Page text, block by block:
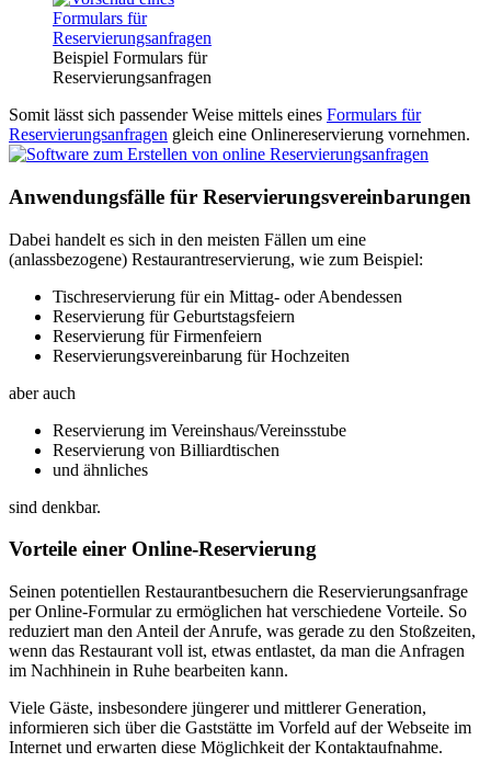
Beispiel Formulars für
Reservierungsanfragen
Somit lässt sich passender Weise mittels eines Formulars für
Reservierungsanfragen gleich eine Onlinereservierung vornehmen.
Anwendungsfälle für Reservierungsvereinbarungen
Dabei handelt es sich in den meisten Fällen um eine
(anlassbezogene) Restaurantreservierung, wie zum Beispiel:
Tischreservierung für ein Mittag- oder Abendessen
Reservierung für Geburtstagsfeiern
Reservierung für Firmenfeiern
Reservierungsvereinbarung für Hochzeiten
aber auch
Reservierung im Vereinshaus/Vereinsstube
Reservierung von Billiardtischen
und ähnliches
sind denkbar.
Vorteile einer Online-Reservierung
Seinen potentiellen Restaurantbesuchern die Reservierungsanfrage
per Online-Formular zu ermöglichen hat verschiedene Vorteile. So
reduziert man den Anteil der Anrufe, was gerade zu den Stoßzeiten,
wenn das Restaurant voll ist, etwas entlastet, da man die Anfragen
im Nachhinein in Ruhe bearbeiten kann.
Viele Gäste, insbesondere jüngerer und mittlerer Generation,
informieren sich über die Gaststätte im Vorfeld auf der Webseite im
Internet und erwarten diese Möglichkeit der Kontaktaufnahme.